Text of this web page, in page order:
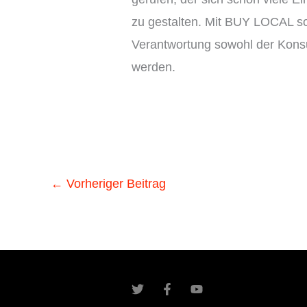
zu gestalten. Mit BUY LOCAL
Verantwortung sowohl der
werden.
← Vorheriger Beitrag